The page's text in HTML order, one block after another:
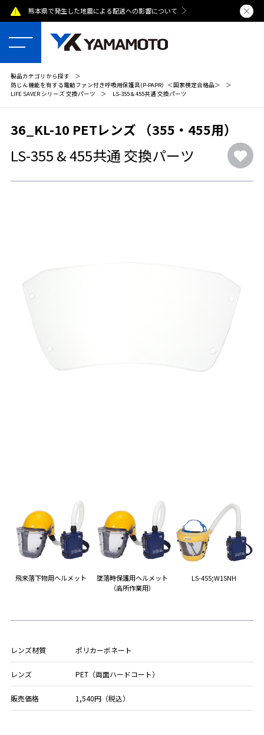
熊本県で発生した地震による配送への影響について 夏季休業
製品カテゴリから探す
＞
防じん機能を有する電動ファン付き呼吸用保護具(P-PAPR）＜国家検定合格品＞
＞
LIFE SAVER シリーズ 交換パーツ
＞ LS-355 & 455共通 交換パーツ
36_KL-10 PETレンズ （355・455用）
LS-355 & 455共通 交換パーツ
飛来落下物用ヘルメット
墜落時保護用ヘルメット
（高所作業用）
LS-455;W1SNH
レンズ材質 ポリカーボネート
レンズ PET（両面ハードコート）
販売価格 1,540円（税込）